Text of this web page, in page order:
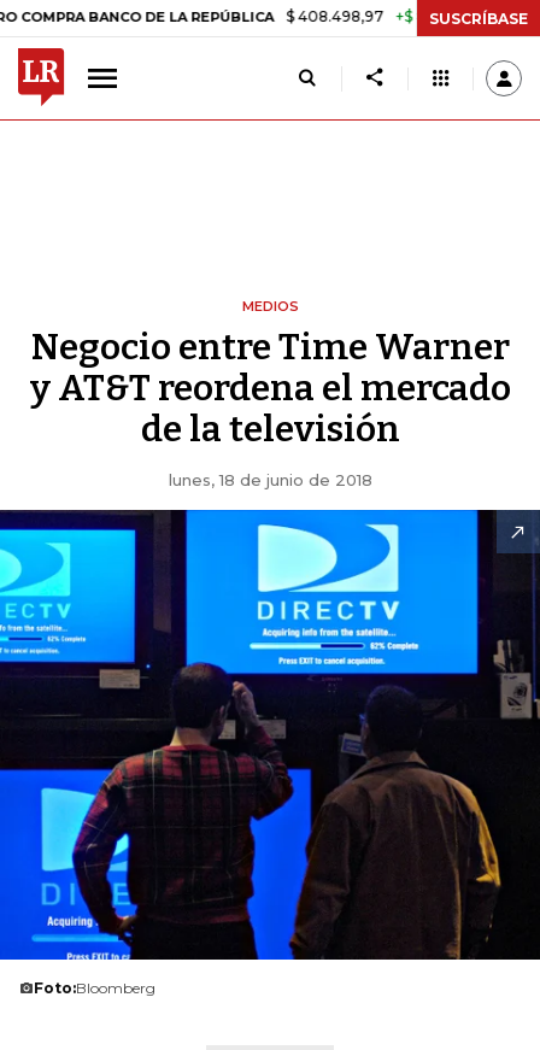
BANCO DE LA REPÚBLICA $ 408.498,97 +$ 8.753,81 +2,19% TASA
SUSCRÍBASE
MEDIOS
Negocio entre Time Warner
y AT&T reordena el mercado
de la televisión
lunes, 18 de junio de 2018
Foto:Bloomberg